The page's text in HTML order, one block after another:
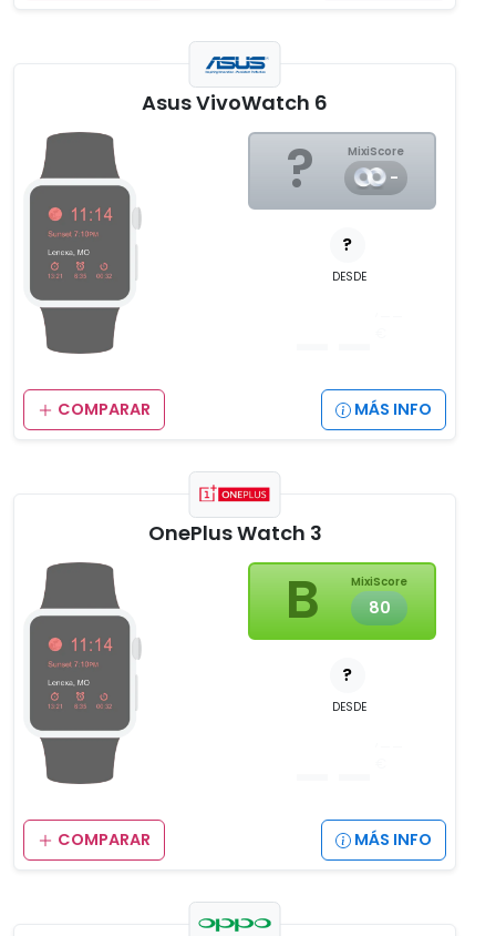
Asus VivoWatch 6
? MixiScore
-
?
DESDE
COMPARAR MÁS INFO
OnePlus Watch 3
B MixiScore
80
?
DESDE
COMPARAR MÁS INFO